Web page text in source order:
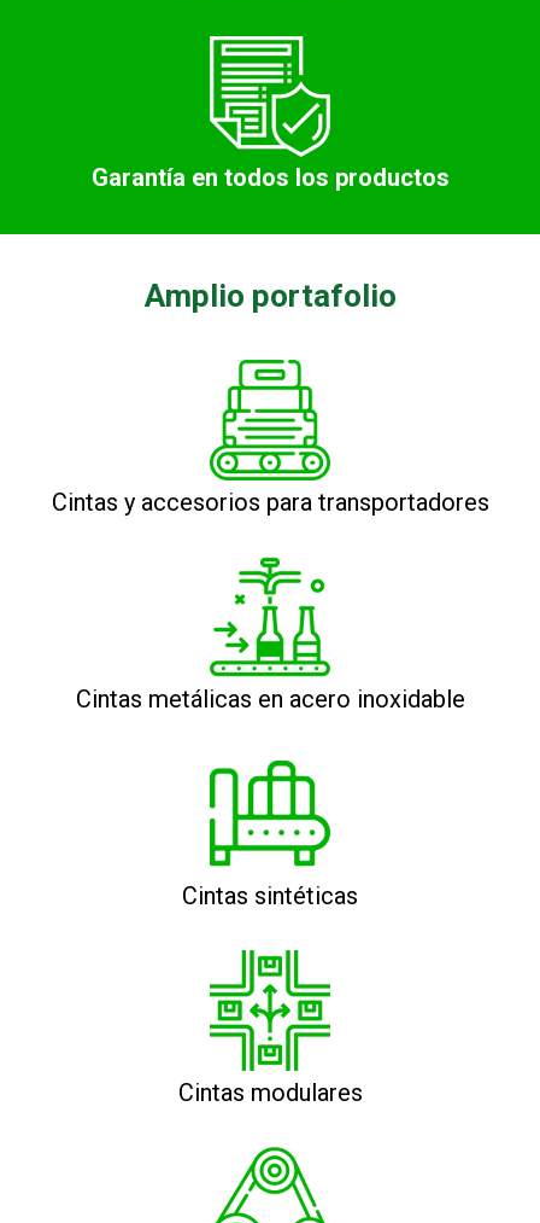
Garantía en todos los productos
Amplio portafolio
Cintas y accesorios para transportadores
Cintas metálicas en acero inoxidable
Cintas sintéticas
Cintas modulares